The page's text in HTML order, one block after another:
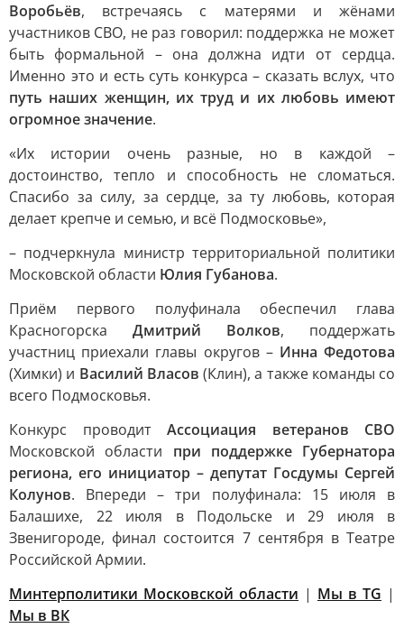
Воробьёв, встречаясь с матерями и жёнами
участников СВО, не раз говорил: поддержка не может
быть формальной – она должна идти от сердца.
Именно это и есть суть конкурса – сказать вслух, что
путь наших женщин, их труд и их любовь имеют
огромное значение.
«Их истории очень разные, но в каждой –
достоинство, тепло и способность не сломаться.
Спасибо за силу, за сердце, за ту любовь, которая
делает крепче и семью, и всё Подмосковье»,
– подчеркнула министр территориальной политики
Московской области Юлия Губанова.
Приём первого полуфинала обеспечил глава
Красногорска Дмитрий Волков, поддержать
участниц приехали главы округов – Инна Федотова
(Химки) и Василий Власов (Клин), а также команды со
всего Подмосковья.
Конкурс проводит Ассоциация ветеранов СВО
Московской области при поддержке Губернатора
региона, его инициатор – депутат Госдумы Сергей
Колунов. Впереди – три полуфинала: 15 июля в
Балашихе, 22 июля в Подольске и 29 июля в
Звенигороде, финал состоится 7 сентября в Театре
Российской Армии.
Минтерполитики Московской области | Мы в TG |
Мы в ВК